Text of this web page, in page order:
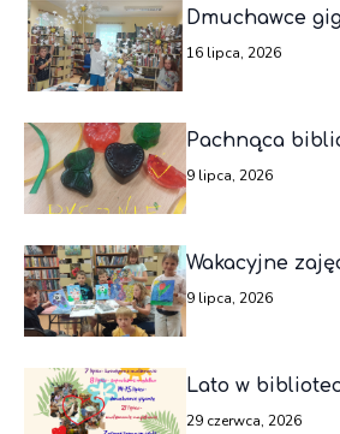
Dmuchawce
16 lipca, 2026
Pachnąca
9 lipca, 2026
Wakacyjne
9 lipca, 2026
Lato w
29 czerwca, 2026